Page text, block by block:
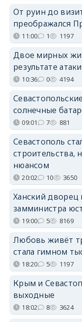
От руин до
преображался
11:00 1 1197
Двое мирных
результате
10:36 0 4194
солнечные
09:01 7 881
Севастополь
строительства,
нюансом
20:02 10 3650
Ханский
замминистра
19:00 5 8169
Любовь живёт
стала гимном
18:20 5 1197
Крым и
выходные
18:02 8 3624